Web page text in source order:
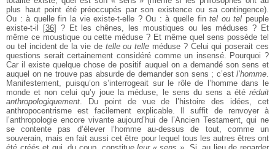
plus haut point été préoccupés par son existence ou sa contingence).
Ou : à quelle fin la vie existe-t-elle ? Ou : à quelle fintel ou tel peuple
existe-t-il [36] ? Et les chênes, les moustiques ou les méduses ? Et
même ce moustique ou cette méduse ? Et même quel sens possède tel
ou tel incident de la vie de telle ou telle méduse ? Celui qui poserait ces
questions serait certainement considéré comme un insensé. Pourquoi ?
Car il existe quelque chose de positif auquel on a demandé son sens et
auquel on ne trouve pas absurde de demander son sens ; c’est l’homme
Manifestement, puisqu’on s’interrogeait sur le rôle de l’homme dans le
monde et non celui qu’y joue la méduse, le sens du sens a été réduit
anthropologiquement . Du point de vue de l’histoire des idées, cet
anthropocentrisme est facilement explicable. Il suffit de renvoyer à
l’anthropologie encore vivante aujourd’hui de l’Ancien Testament, qui ne
se contente pas d’élever l’homme au-dessus de tout, comme un
souverain, mais en fait aussi cet être pour lequel tous les autres êtres ont